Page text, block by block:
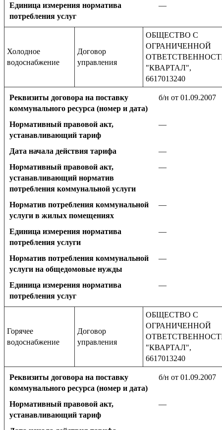
Единица измерения норматива
потребления услуг
—
Холодное
водоснабжение
Договор
управления
ОБЩЕСТВО С
ОГРАНИЧЕННОЙ
"КВАРТАЛ",
6617013240
Реквизиты договора на поставку
коммунального ресурса (номер и дата)
б/н от 01.09.2007
Нормативный правовой акт,
устанавливающий тариф
—
Дата начала действия тарифа
—
Нормативный правовой акт,
устанавливающий норматив
потребления коммунальной услуги
—
Норматив потребления коммунальной
услуги в жилых помещениях
—
Единица измерения норматива
потребления услуги
—
Норматив потребления коммунальной
услуги на общедомовые нужды
—
Единица измерения норматива
потребления услуг
—
Горячее
водоснабжение
Договор
управления
ОБЩЕСТВО С
ОГРАНИЧЕННОЙ
"КВАРТАЛ",
6617013240
Реквизиты договора на поставку
коммунального ресурса (номер и дата)
б/н от 01.09.2007
Нормативный правовой акт,
устанавливающий тариф
—